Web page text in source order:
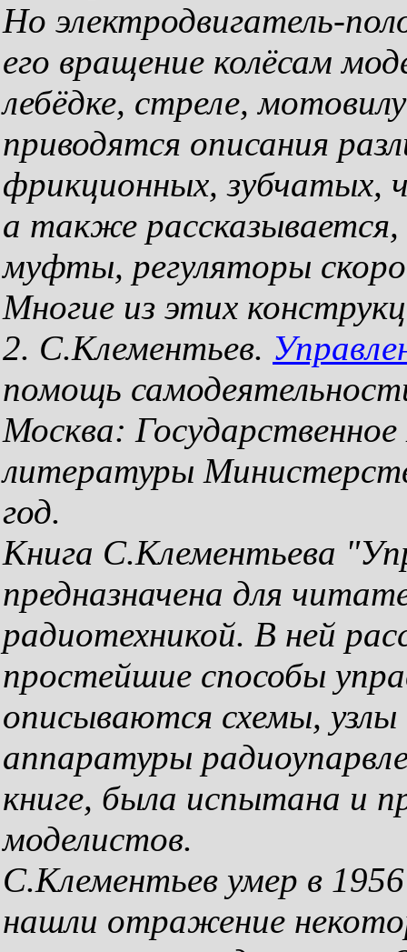
Но электродвигатель-
его вращение колёсам
лебёдке, стреле,
приводятся описания
фрикционных, зубчатых,
а также
муфты, регуляторы
Многие из этих
2. С.Клементьев.
помощь
Москва:
литературы
год.
Книга С.Клементьева
предназначена для
радиотехникой. В ней
простейшие способы
описываются схемы,
аппаратуры
книге, была испытана и
моделистов.
С.Клементьев умер в
нашли отражение